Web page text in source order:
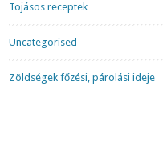
Tojásos receptek
Uncategorised
Zöldségek főzési, párolási ideje